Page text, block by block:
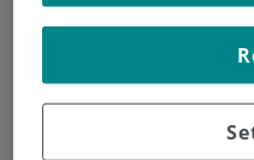
CARDIOLOGÍA
DescripciónServicios
Horario